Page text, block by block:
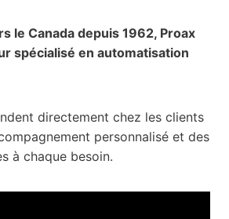
le Canada depuis 1962, Proax
spécialisé en automatisation
directement chez les clients
personnalisé et des
à chaque besoin.